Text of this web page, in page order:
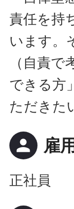
責任を持
います。
（自責
できる方
ただきた
person 雇
正社員